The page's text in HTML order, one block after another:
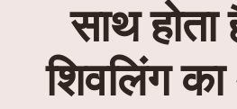
साथ
शिवलिंग